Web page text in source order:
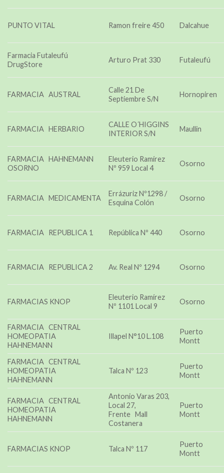
PUNTO VITAL Ramon freire 450 Dalcahue
Farmacia Futaleufú
DrugStore
Arturo Prat 330 Futaleufú
FARMACIA AUSTRAL
Calle 21 De
Septiembre S/N
Hornopiren
FARMACIA HERBARIO
CALLE O´HIGGINS
INTERIOR S/N
Maullin
FARMACIA HAHNEMANN
OSORNO
Eleuterio Ramírez
Nº 959 Local 4
Osorno
FARMACIA MEDICAMENTA
Errázuriz Nº1298 /
Esquina Colón
Osorno
FARMACIA REPUBLICA 1 República Nº 440 Osorno
FARMACIA REPUBLICA 2 Av. Real Nº 1294 Osorno
FARMACIAS KNOP
Eleuterio Ramírez
Nº 1101 Local 9
Osorno
FARMACIA CENTRAL
HOMEOPATIA
HAHNEMANN
Illapel N°10 L.108
Puerto
Montt
FARMACIA CENTRAL
HOMEOPATIA
HAHNEMANN
Talca Nº 123
Puerto
Montt
FARMACIA CENTRAL
HOMEOPATIA
HAHNEMANN
Antonio Varas 203,
Local 27,
Frente Mall
Costanera
Puerto
Montt
FARMACIAS KNOP Talca Nº 117
Puerto
Montt